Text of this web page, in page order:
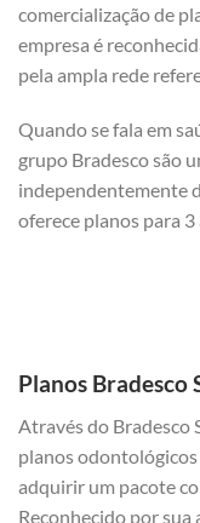
comercialização de
empresa é
pela ampla rede
Quando se fala em
grupo Bradesco são
independentemente
oferece planos para
Planos Bradesco
Através do Bradesco
planos odontológicos
adquirir um pacote
Reconhecido por sua